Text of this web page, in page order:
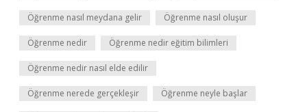
Öğrenme nasıl meydana gelir Öğrenme nasıl oluşur
Öğrenme nedir Öğrenme nedir eğitim bilimleri
Öğrenme nedir nasıl elde edilir
Öğrenme nerede gerçekleşir Öğrenme neyle başlar